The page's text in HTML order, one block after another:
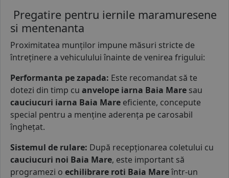
Pregatire pentru iernile maramuresene
si mentenanta
Proximitatea munților impune măsuri stricte de
întreținere a vehiculului înainte de venirea frigului:
Performanta pe zapada: Este recomandat să te
dotezi din timp cu anvelope iarna Baia Mare sau
cauciucuri iarna Baia Mare eficiente, concepute
special pentru a menține aderența pe carosabil
înghețat.
Sistemul de rulare: După recepționarea coletului cu
cauciucuri noi Baia Mare, este important să
programezi o echilibrare roti Baia Mareîntr-un